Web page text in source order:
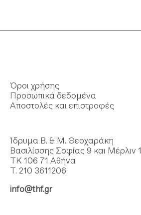
Όροι χρήσης
Προσωπικά δεδομένα
Αποστολές και επιστροφές
Ίδρυμα Β. & Μ. Θεοχαράκη
Βασιλίσσης Σοφίας 9 και Μέρλιν 1
ΤΚ 106 71 Αθήνα
Τ. 210 3611206
info@thf.gr